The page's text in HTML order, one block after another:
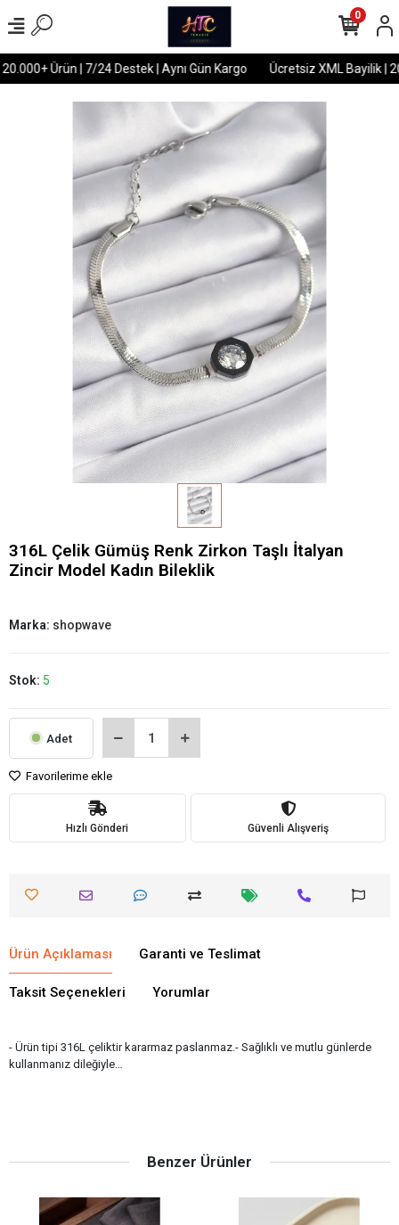
Ürün | 7/24 Destek | Aynı Gün Kargo Ücretsiz XML Bayilik |
0
316L Çelik Gümüş Renk Zirkon Taşlı İtalyan
Zincir Model Kadın Bileklik
Marka: shopwave
Stok: 5
Adet
Favorilerime ekle
Hızlı Gönderi Güvenli Alışveriş
Ürün Açıklaması Garanti ve Teslimat
Taksit Seçenekleri Yorumlar
- Ürün tipi 316L çeliktir kararmaz paslanmaz.- Sağlıklı ve mutlu günlerde
kullanmanız dileğiyle…
Benzer Ürünler